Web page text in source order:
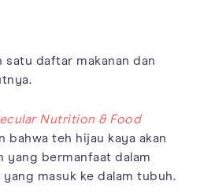
satu daftar makanan dan
Nutrition & Food
bahwa teh hijau kaya akan
yang bermanfaat dalam
masuk ke dalam tubuh.